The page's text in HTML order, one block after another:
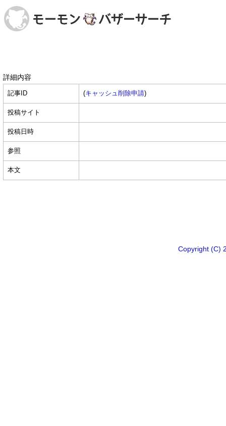
詳細内容
記事ID (キャッシュ削除申請)
投稿サイト
投稿日時
参照
本文
Copyright (C)